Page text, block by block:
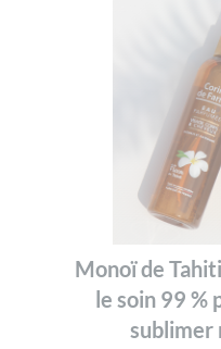
Monoï de
le soin 99 %
sublimer